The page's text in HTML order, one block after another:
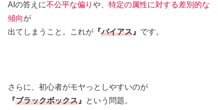
AIの答えに不公平な偏り や、 特定の属性に対する差別的な
傾向が
出てしまうこと。これが 『バイアス 』 です。
さらに、初心者がモヤっとしやすいのが
『ブラックボックス 』 という問題。